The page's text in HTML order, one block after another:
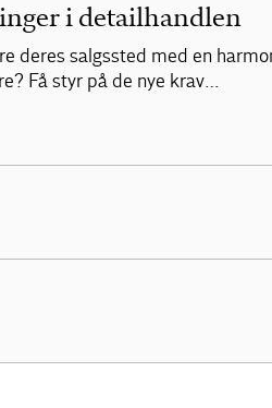
i detailhandlen
deres salgssted med en
Få styr på de nye krav…